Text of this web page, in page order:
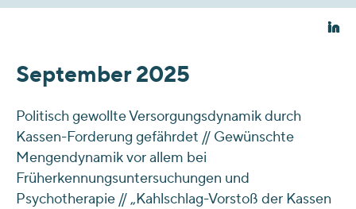
September 2025
Politisch gewollte Versorgungsdynamik durch
Kassen-Forderung gefährdet // Gewünschte
Mengendynamik vor allem bei
Früherkennungsuntersuchungen und
Psychotherapie // „Kahlschlag-Vorstoß der Kassen